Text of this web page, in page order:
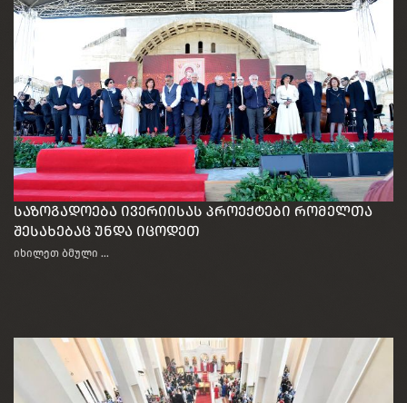
საზოგადოება ივერიისას პროექტები რომელთა
შესახებაც უნდა იცოდეთ
იხილეთ ბმული ...